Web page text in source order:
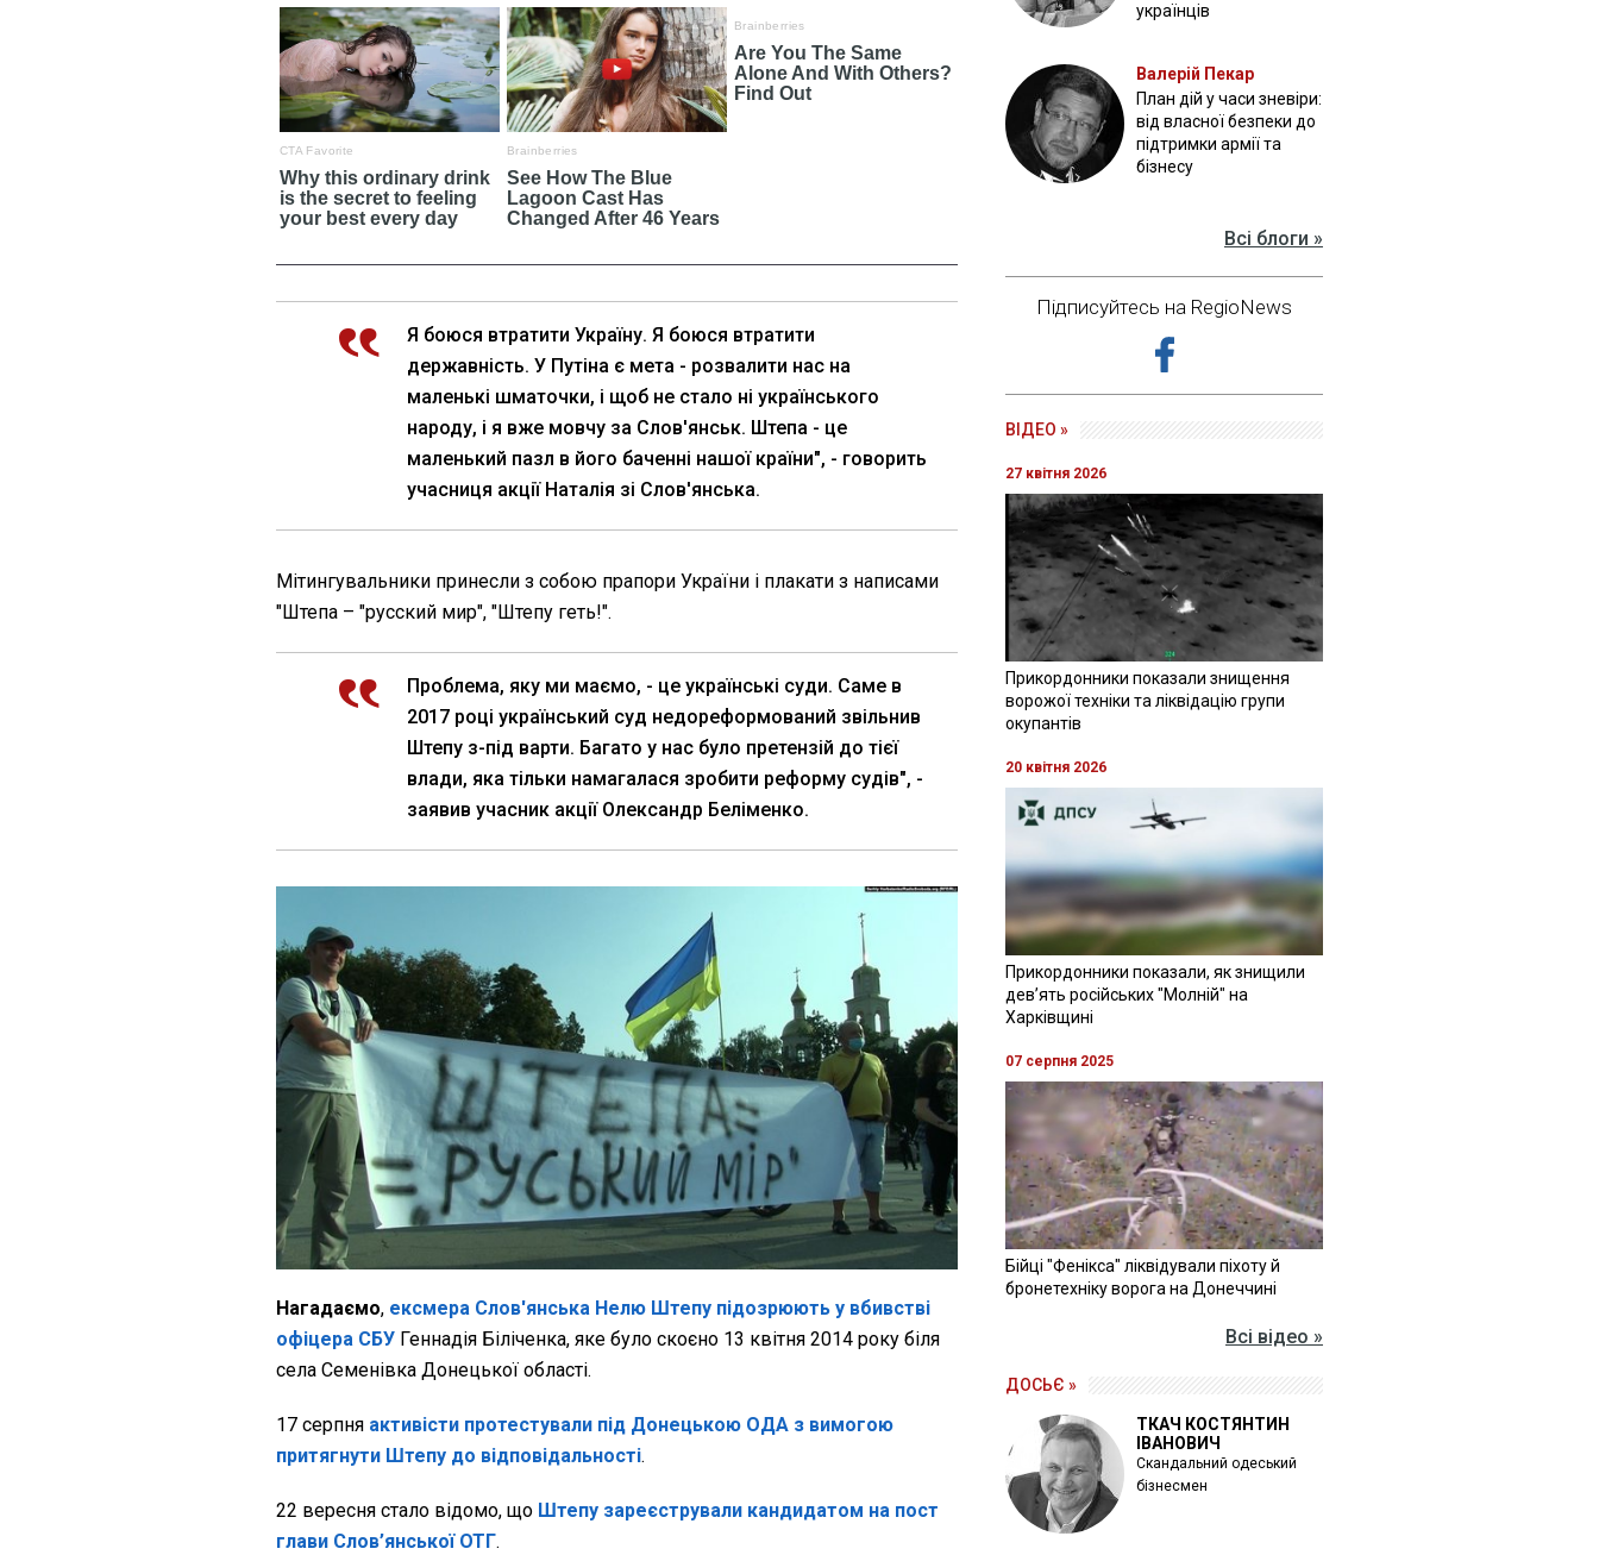
Я боюся втратити Україну. Я боюся втратити
державність. У Путіна є мета - розвалити нас на
маленькі шматочки, і щоб не стало ні українського
народу, і я вже мовчу за Слов'янськ. Штепа - це
маленький пазл в його баченні нашої країни", - говорить
учасниця акції Наталія зі Слов'янська.
Мітингувальники принесли з собою прапори України і плакати з написами
"Штепа – "русский мир", "Штепу геть!".
Проблема, яку ми маємо, - це українські суди. Саме в
2017 році український суд недореформований звільнив
Штепу з-під варти. Багато у нас було претензій до тієї
влади, яка тільки намагалася зробити реформу судів", -
заявив учасник акції Олександр Беліменко.
Нагадаємо, ексмера Слов'янська Нелю Штепу підозрюють у вбивстві
офіцера СБУ Геннадія Біліченка, яке було скоєно 13 квітня 2014 року біля
села Семенівка Донецької області.
17 серпня активісти протестували під Донецькою ОДА з вимогою
притягнути Штепу до відповідальності.
22 вересня стало відомо, що Штепу зареєстрували кандидатом на пост
глави Слов’янської ОТГ.
українців
Валерій Пекар
План дій у часи зневіри:
від власної безпеки до
підтримки армії та
бізнесу
Всі блоги »
Підписуйтесь на RegioNews
ВІДЕО »
27 квітня 2026
Прикордонники показали знищення
ворожої техніки та ліквідацію групи
окупантів
20 квітня 2026
Прикордонники показали, як знищили
девʼять російських "Молній" на
Харківщині
07 серпня 2025
Бійці "Фенікса" ліквідували піхоту й
бронетехніку ворога на Донеччині
Всі відео »
ДОСЬЄ »
ТКАЧ КОСТЯНТИН
ІВАНОВИЧ
Скандальний одеський
бізнесмен